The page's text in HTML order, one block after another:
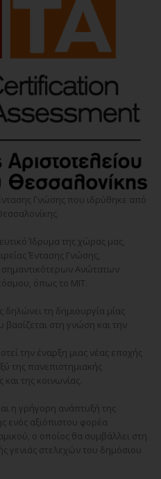
Γνώσης που ιδρύθηκε από
Ίδρυμα της χώρας μας,
Έντασης Γνώσης,
Ανώτατων
όπως το ΜΙΤ.
τη δημιουργία μίας
βασίζεται στη γνώση και την
την έναρξη μιας νέας εποχής
της πανεπιστημιακής
της κοινωνίας.
η γρήγορη ανάπτυξή της
ενός αξιόπιστου φορέα
ο οποίος θα συμβάλλει στη
γενιάς στελεχών του δημόσιου